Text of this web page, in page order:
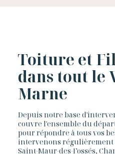
Toiture et
dans tout le
Marne
Depuis notre base
couvre l'ensemble du
pour répondre à tous vos
intervenons régulièrement
Saint-Maur-des-Fossés,